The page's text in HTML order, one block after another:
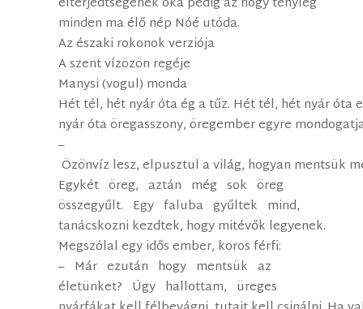
minden ma élő nép Nóé utóda.
Az északi rokonok verziója
A szent vízözön regéje
Manysi (vogul) monda
Hét tél, hét nyár óta ég a tűz. Hét tél, hét nyár óta
nyár óta öregasszony, öregember egyre
–
Özönvíz lesz, elpusztul a világ, hogyan mentsük
Egy­két öreg, aztán még sok öreg
összegyűlt. Egy faluba gyűltek mind,
tanácskozni kezdtek, hogy mitévők legyenek.
Megszólal egy idős ember, koros férfi:
– Már ezután hogy mentsük az
életünket? Úgy hallottam, üreges